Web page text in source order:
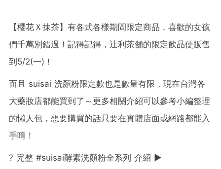
【櫻花Ｘ抹茶】有各式各樣期間限定商品，喜歡的女孩
們千萬別錯過！記得記得，辻利茶舗的限定飲品使販售
到5/2(一)！
而且 suisai 洗顏粉限定款也是數量有限，現在台灣各
大藥妝店都能買到了～更多相關介紹可以參考小編整理
的懶人包，想要購買的話只要在實體店面或網路都能入
手唷！
? 完整 #suisai酵素洗顏粉全系列 介紹 ▶